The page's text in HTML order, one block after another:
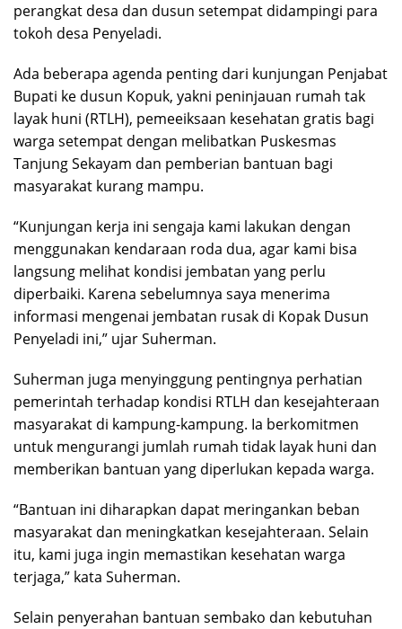
perangkat desa dan dusun setempat didampingi para
tokoh desa Penyeladi.
Ada beberapa agenda penting dari kunjungan Penjabat
Bupati ke dusun Kopuk, yakni peninjauan rumah tak
layak huni (RTLH), pemeeiksaan kesehatan gratis bagi
warga setempat dengan melibatkan Puskesmas
Tanjung Sekayam dan pemberian bantuan bagi
masyarakat kurang mampu.
“Kunjungan kerja ini sengaja kami lakukan dengan
menggunakan kendaraan roda dua, agar kami bisa
langsung melihat kondisi jembatan yang perlu
diperbaiki. Karena sebelumnya saya menerima
informasi mengenai jembatan rusak di Kopak Dusun
Penyeladi ini,” ujar Suherman.
Suherman juga menyinggung pentingnya perhatian
pemerintah terhadap kondisi RTLH dan kesejahteraan
masyarakat di kampung-kampung. Ia berkomitmen
untuk mengurangi jumlah rumah tidak layak huni dan
memberikan bantuan yang diperlukan kepada warga.
“Bantuan ini diharapkan dapat meringankan beban
masyarakat dan meningkatkan kesejahteraan. Selain
itu, kami juga ingin memastikan kesehatan warga
terjaga,” kata Suherman.
Selain penyerahan bantuan sembako dan kebutuhan